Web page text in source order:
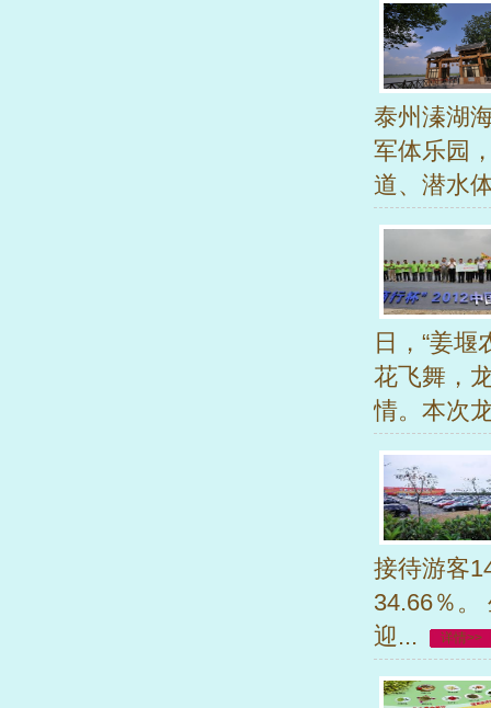
泰州溱湖
军体乐园
道、潜水
日，“姜
花飞舞，
情。本次
接待游客
34.66％。
迎...
详情>>